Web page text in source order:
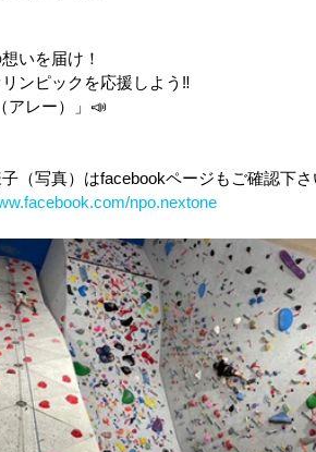
いを届け！
ンピックを応援しよう‼︎
アレー）」📣
（写真）はfacebookページもご確認下
npo.nextone